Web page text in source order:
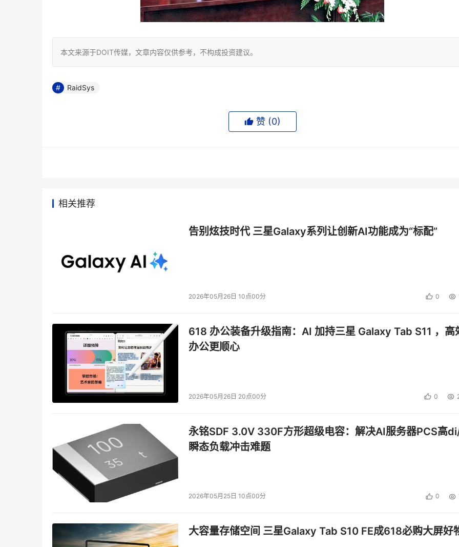
本文来源于DOIT传媒，文章内容仅供参考，不构成投资建议。
RaidSys
赞 (0)
相关推荐
告别炫技时代 三星Galaxy系列让创新AI功能成为“标配”
2026年05月26日 10点00分 0
618 办公装备升级指南：AI 加持三星 Galaxy Tab S11 ，高
办公更顺心
2026年05月26日 20点00分 0
永铭SDF 3.0V 330F方形超级电容：解决AI服务器PCS高
瞬态负载冲击难题
2026年05月25日 10点00分 0
大容量存储空间 三星Galaxy Tab S10 FE成618必购大屏好